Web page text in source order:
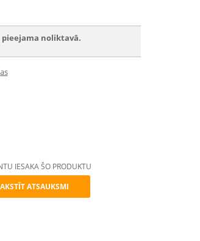
noliktavā.
IESAKA ŠO PRODUKTU
ATSAUKSMI